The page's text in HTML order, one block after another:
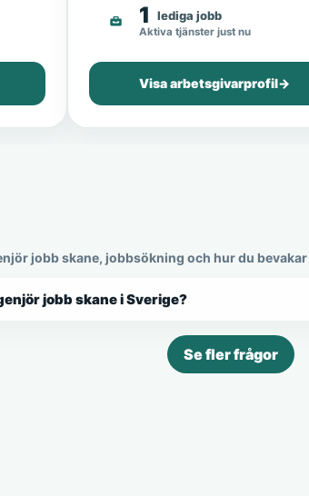
1 lediga jobb
Aktiva tjänster just nu
Visa arbetsgivarprofil→
jobb skane, jobbsökning och hur du
jobb skane i Sverige?
Se fler frågor